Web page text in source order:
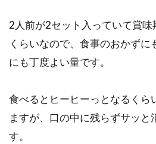
2人前が2セット入っていて賞味
くらいなので、食事のおかずに
にも丁度よい量です。
食べるとヒーヒーっとなるくら
ますが、口の中に残らずサッと
す。